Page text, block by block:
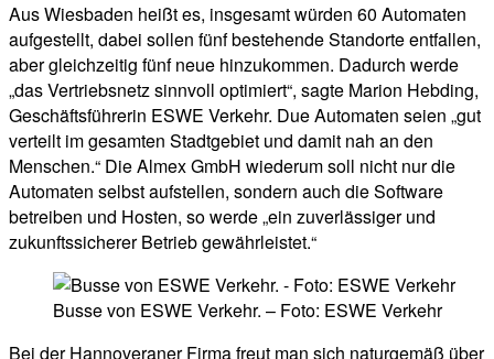
Aus Wiesbaden heißt es, insgesamt würden 60 Automaten
aufgestellt, dabei sollen fünf bestehende Standorte entfallen,
aber gleichzeitig fünf neue hinzukommen. Dadurch werde
„das Vertriebsnetz sinnvoll optimiert“, sagte Marion Hebding,
Geschäftsführerin ESWE Verkehr. Due Automaten seien „gut
verteilt im gesamten Stadtgebiet und damit nah an den
Menschen.“ Die Almex GmbH wiederum soll nicht nur die
Automaten selbst aufstellen, sondern auch die Software
betreiben und Hosten, so werde „ein zuverlässiger und
zukunftssicherer Betrieb gewährleistet.“
Busse von ESWE Verkehr. – Foto: ESWE Verkehr
Bei der Hannoveraner Firma freut man sich naturgemäß über